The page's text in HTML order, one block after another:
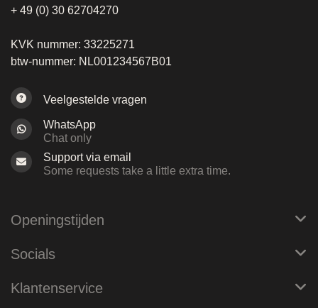
+ 49 (0) 30 62704270
KVK nummer: 33225271
btw-nummer: NL001234567B01
Veelgestelde vragen
WhatsApp
Chat only
Support via email
Some requests take a little extra time.
Openingstijden
Socials
Klantenservice